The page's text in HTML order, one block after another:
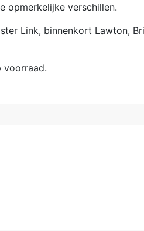
opmerkelijke verschillen.
Link, binnenkort Lawton,
voorraad.